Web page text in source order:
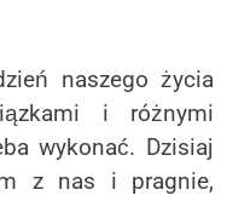
naszego życia
i różnymi
wykonać. Dzisiaj
z nas i pragnie,